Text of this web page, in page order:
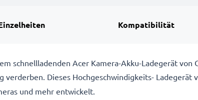
Kompatibilität
schnellladenden Acer Kamera-Akku-Ladegerät von
Dieses Hochgeschwindigkeits- Ladegerät
und mehr entwickelt.